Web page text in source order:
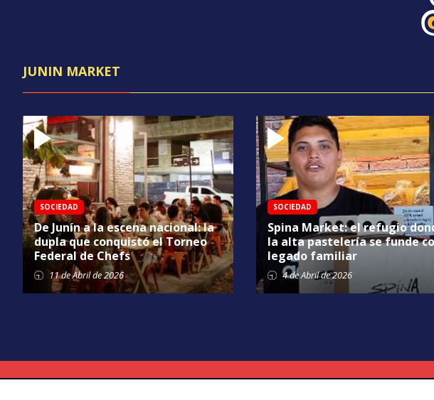
JUNIN MARKET
SOCIEDAD
De Junín a la escena nacional: la
dupla que conquistó el Torneo
Federal de Chefs
11 deAbrilde 2026
SOCIEDAD
Spina Market: el refugio
la alta pastelería se funde
legado familiar
4 deAbrilde 2026